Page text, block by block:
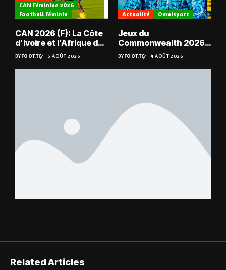
CAN Féminine 2026
Football Féminin
CAN 2026 (F): La Côte
d’Ivoire et l’Afrique du
Sud en quarts
BYFOOT.TG 5 AOÛT 2026
Actualité Omnisport
Jeux du
Commonwealth 2026 :
« Les médailles ne
tombent pas du ciel »,
Benjamin Boukpeti
BYFOOT.TG 4 AOÛT 2026
Related Articles